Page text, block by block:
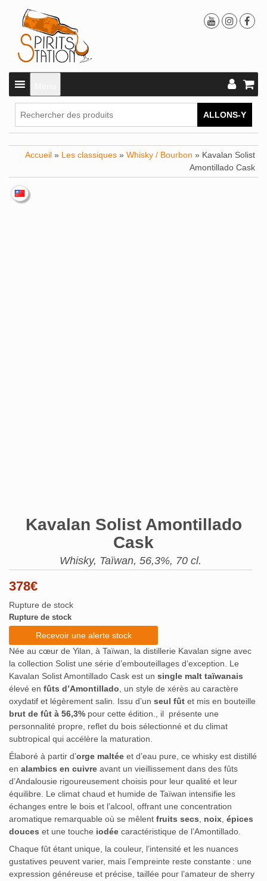
ALLONS-Y
Accueil » Les classiques » Whisky / Bourbon » Kavalan Solist
Amontillado Cask
Kavalan Solist Amontillado
Cask
Whisky, Taïwan, 56,3%, 70 cl.
378€
Rupture de stock
Rupture de stock
Recevoir une alerte stock
Née au cœur de Yilan, à Taïwan, la distillerie Kavalan signe avec
la collection Solist une série d’embouteillages d’exception. Le
Kavalan Solist Amontillado Cask est un single malt taïwanais
élevé en fûts d’Amontillado , un style de xérès au caractère
oxydatif et légèrement salin. Issu d’un seul fût et mis en bouteille
brut de fût à 56,3% pour cette édition., il présente une
personnalité propre, reflet du bois sélectionné et du climat
subtropical qui accélère la maturation.
Élaboré à partir d’orge maltée et d’eau pure, ce whisky est distillé
en alambics en cuivre avant un vieillissement dans des fûts
d’Andalousie rigoureusement choisis pour leur qualité et leur
équilibre. Le climat chaud et humide de Taïwan intensifie les
échanges entre le bois et l’alcool, offrant une concentration
aromatique remarquable où se mêlent fruits secs noix épices
douces et une touche iodée caractéristique de l’Amontillado.
Chaque fût étant unique, la couleur, l’intensité et les nuances
gustatives peuvent varier, mais l’empreinte reste constante : une
expression généreuse et précise, taillée pour l’amateur de sherry